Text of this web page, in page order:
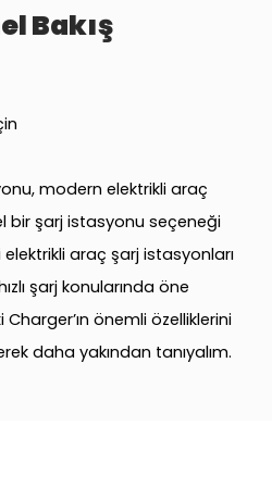
Bakış
modern elektrikli araç
bir şarj istasyonu seçeneği
araç şarj istasyonları
şarj konularında öne
Charger’ın önemli özelliklerini
daha yakından tanıyalım.